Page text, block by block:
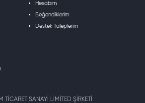
Hesabım
Beğendiklerim
Destek Taleplerim
TİCARET SANAYİ LİMİTED ŞİRKETİ